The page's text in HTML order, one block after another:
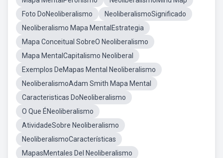
Foto DoNeoliberalismo
NeoliberalismoSignificado
Neoliberalismo Mapa MentalEstrategia
Mapa Conceitual SobreO Neoliberalismo
Mapa MentalCapitalismo Neoliberal
Exemplos DeMapas Mental Neoliberalismo
NeoliberalismoAdam Smith Mapa Mental
Caracteristicas DoNeoliberalismo
O Que ÉNeoliberalismo
AtividadeSobre Neoliberalismo
NeoliberalismoCaracterísticas
MapasMentales Del Neoliberalismo